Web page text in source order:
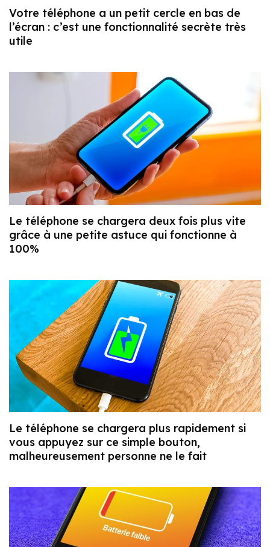
Votre téléphone a un petit cercle en bas de
l’écran : c’est une fonctionnalité secrète très
utile
Le téléphone se chargera deux fois plus vite
grâce à une petite astuce qui fonctionne à
100%
Le téléphone se chargera plus rapidement si
vous appuyez sur ce simple bouton,
malheureusement personne ne le fait